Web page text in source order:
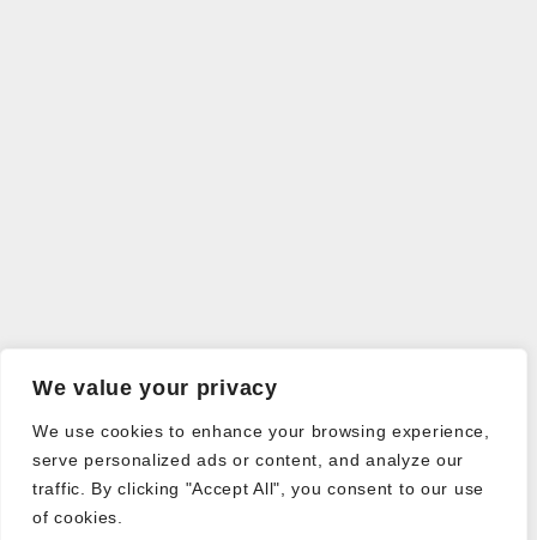
We value your privacy
We use cookies to enhance your browsing experience,
serve personalized ads or content, and analyze our
traffic. By clicking "Accept All", you consent to our use
of cookies.